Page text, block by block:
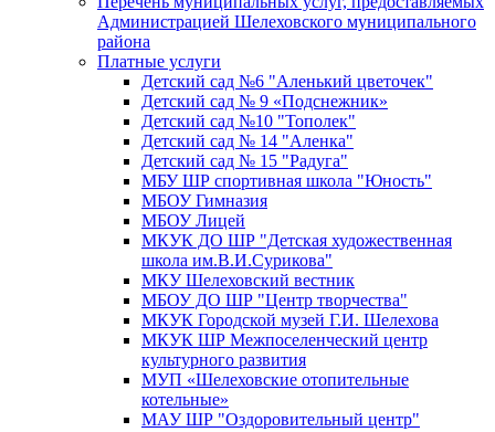
Администрацией Шелеховского муниципального
района
Платные услуги
Детский сад №6 "Аленький цветочек"
Детский сад № 9 «Подснежник»
Детский сад №10 "Тополек"
Детский сад № 14 "Аленка"
Детский сад № 15 "Радуга"
МБУ ШР спортивная школа "Юность"
МБОУ Гимназия
МБОУ Лицей
МКУК ДО ШР "Детская художественная
школа им.В.И.Сурикова"
МКУ Шелеховский вестник
МБОУ ДО ШР "Центр творчества"
МКУК Городской музей Г.И. Шелехова
МКУК ШР Межпоселенческий центр
культурного развития
МУП «Шелеховские отопительные
котельные»
МАУ ШР "Оздоровительный центр"